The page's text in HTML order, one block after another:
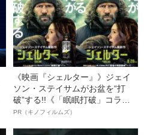
《映画『シェルター』》ジェイ
ソン・ステイサムがお盆を“打
破”する!!《「眠眠打破」コラ
ボ》
PR（キノフィルムズ）